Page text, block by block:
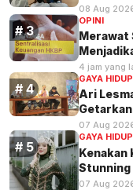
08 Aug
OPINI
Merawat
4 jam yang
GAYA HIDUP
Ari
07 Aug
GAYA HIDUP
Kenakan
Stunning
07 Aug